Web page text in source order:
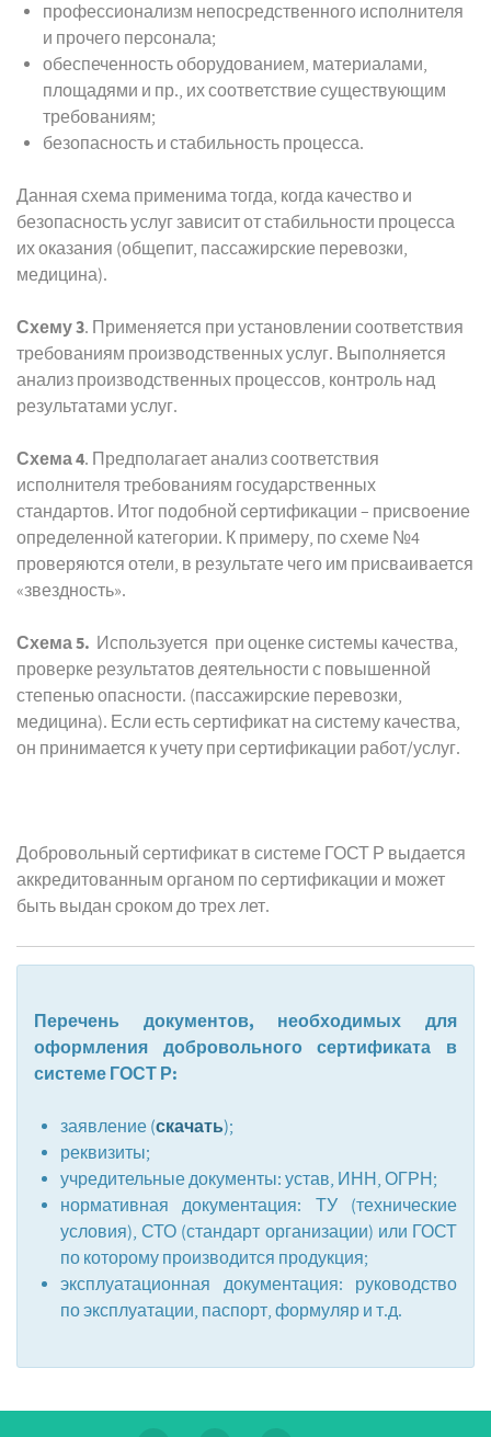
профессионализм непосредственного исполнителя
и прочего персонала;
обеспеченность оборудованием, материалами,
площадями и пр., их соответствие существующим
требованиям;
безопасность и стабильность процесса.
Данная схема применима тогда, когда качество и
безопасность услуг зависит от стабильности процесса
их оказания (общепит, пассажирские перевозки,
медицина).
Схему 3. Применяется при установлении соответствия
требованиям производственных услуг. Выполняется
анализ производственных процессов, контроль над
результатами услуг.
Схема 4. Предполагает анализ соответствия
исполнителя требованиям государственных
стандартов. Итог подобной сертификации – присвоение
определенной категории. К примеру, по схеме №4
проверяются отели, в результате чего им присваивается
«звездность».
Схема 5. Используется при оценке системы качества,
проверке результатов деятельности с повышенной
степенью опасности. (пассажирские перевозки,
медицина). Если есть сертификат на систему качества,
он принимается к учету при сертификации работ/услуг.
Добровольный сертификат в системе ГОСТ Р выдается
аккредитованным органом по сертификации и может
быть выдан сроком до трех лет.
Перечень документов, необходимых для
оформления добровольногосертификата в
системе ГОСТ Р:
заявление (скачать);
реквизиты;
учредительные документы: устав, ИНН, ОГРН;
нормативная документация: ТУ (технические
условия), СТО (стандарт организации) или ГОСТ
по которому производится продукция;
эксплуатационная документация: руководство
по эксплуатации, паспорт, формуляр и т.д.